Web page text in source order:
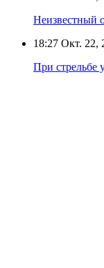
Неизвестный
18:27 Окт. 22,
При стрельбе